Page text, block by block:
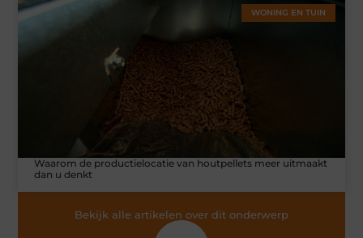
WONING EN TUIN
Waarom de productielocatie van houtpellets meer uitmaakt
dan u denkt
Bekijk alle artikelen over dit onderwerp